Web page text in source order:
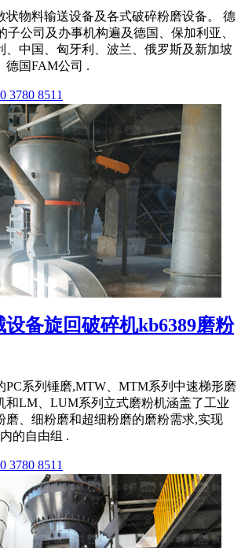
状物料输送设备及各式破碎粉磨设备。 德
子公司及办事机构遍及德国、保加利亚、
、中国、匈牙利、波兰、俄罗斯及新加坡
德国FAM公司 .
3780 8511
设备旋回破碎机kb6389磨粉
PC系列锤磨,MTW、MTM系列中速梯形磨
和LM、LUM系列立式磨粉机涵盖了工业
磨、细粉磨和超细粉磨的磨粉需求,实现
的自由组 .
3780 8511